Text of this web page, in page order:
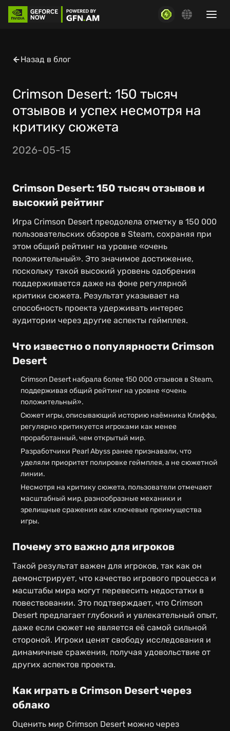
Назад в блог
Crimson Desert: 150 тысяч
отзывов и успех несмотря на
критику сюжета
2026-05-15
Crimson Desert: 150 тысяч отзывов и
высокий рейтинг
Игра Crimson Desert преодолела отметку в 150 000
пользовательских обзоров в Steam, сохраняя при
этом общий рейтинг на уровне «очень
положительный». Это значимое достижение,
поскольку такой высокий уровень одобрения
поддерживается даже на фоне регулярной
критики сюжета. Результат указывает на
способность проекта удерживать интерес
аудитории через другие аспекты геймплея.
Что известно о популярности Crimson
Desert
Crimson Desert набрала более 150 000 отзывов в Steam,
поддерживая общий рейтинг на уровне «очень
положительный».
Сюжет игры, описывающий историю наёмника Клиффа,
регулярно критикуется игроками как менее
проработанный, чем открытый мир.
Разработчики Pearl Abyss ранее признавали, что
уделяли приоритет полировке геймплея, а не сюжетной
линии.
Несмотря на критику сюжета, пользователи отмечают
масштабный мир, разнообразные механики и
зрелищные сражения как ключевые преимущества
игры.
Почему это важно для игроков
Такой результат важен для игроков, так как он
демонстрирует, что качество игрового процесса и
масштабы мира могут перевесить недостатки в
повествовании. Это подтверждает, что Crimson
Desert предлагает глубокий и увлекательный опыт,
даже если сюжет не является её самой сильной
стороной. Игроки ценят свободу исследования и
динамичные сражения, получая удовольствие от
других аспектов проекта.
Как играть в Crimson Desert через
облако
Оценить мир Crimson Desert можно через